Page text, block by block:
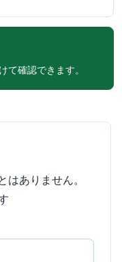
て確認できます。
ありません。